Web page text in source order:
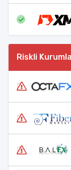
Riskli